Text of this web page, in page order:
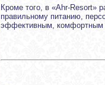
Кроме того, в «Ahr-Resort»
правильному питанию,
эффективным, комфортным